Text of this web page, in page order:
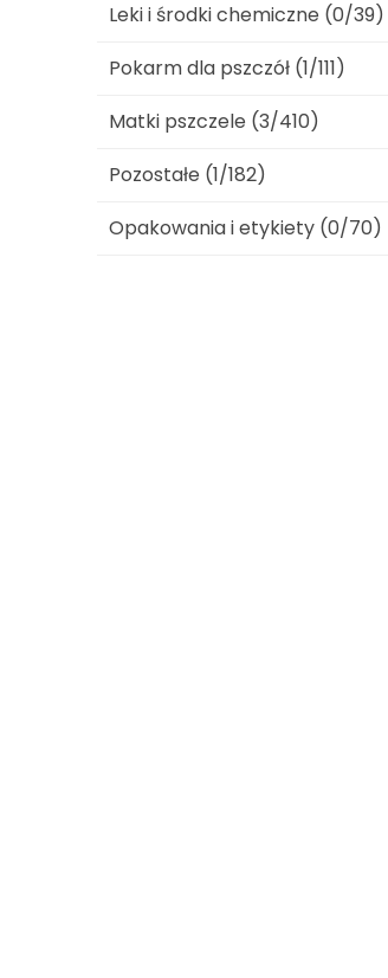
Leki i środki chemiczne (0/39)
Pokarm dla pszczół (1/111)
Matki pszczele (3/410)
Pozostałe (1/182)
Opakowania i etykiety (0/70)